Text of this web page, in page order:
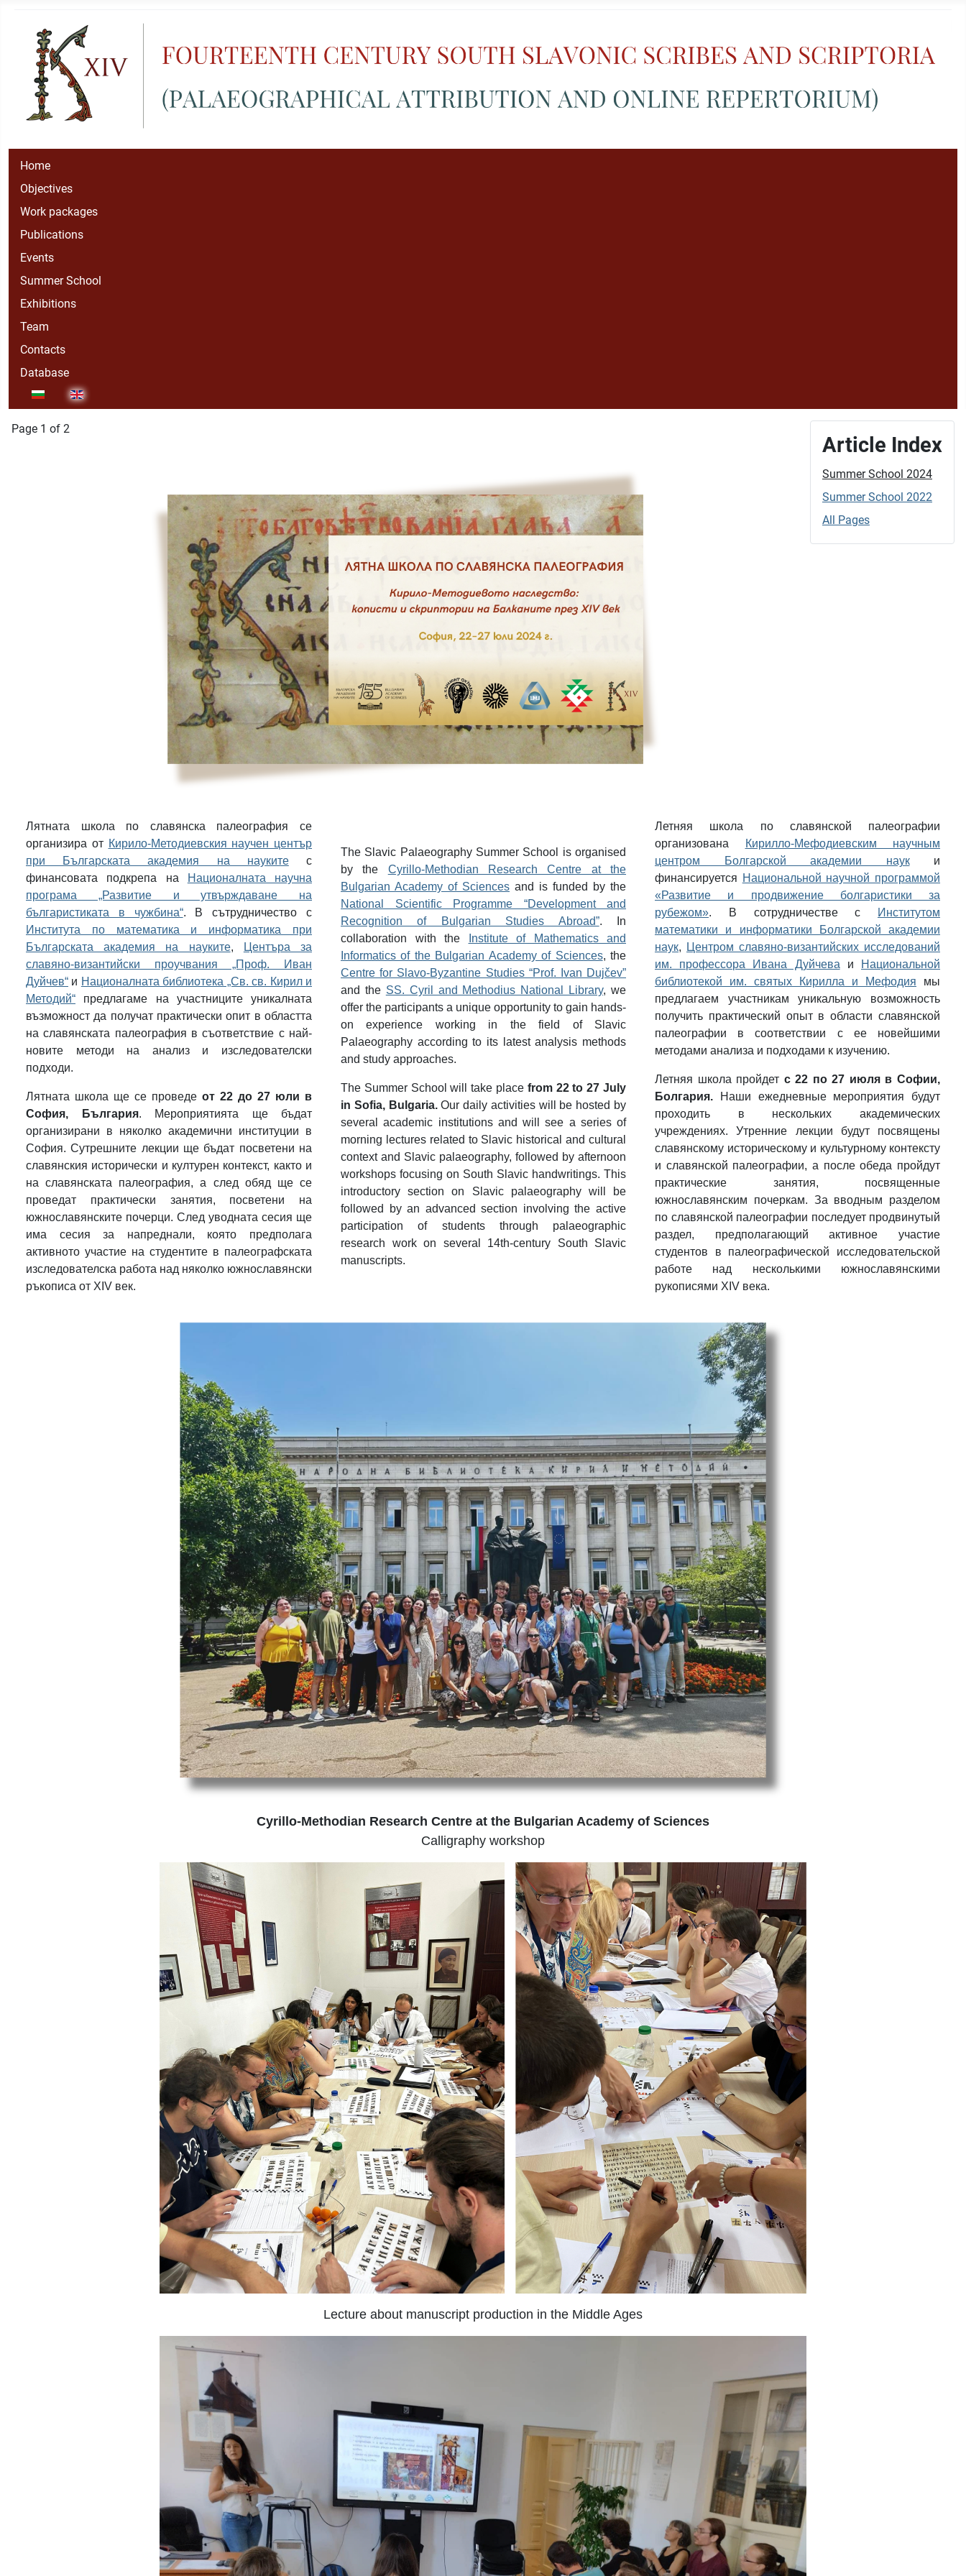
Home
Objectives
Work packages
Publications
Events
Summer School
Exhibitions
Team
Contacts
Database
Select your language
Article Index
Summer School 2024
Summer School 2022
All Pages
Page 1 of 2
Лятната школа по славянска палеография се
организира от Кирило-Методиевския научен център
при Българската академия на наукитес
финансовата подкрепа на
Националната научна
програма „Развитие и утвърждаване на
българистиката в чужбина“. В сътрудничество с
Института по математика и информатика при
Българската академия на науките,
Центъра за
славяно-византийски проучвания „Проф. Иван
Дуйчев“ и Националната библиотека „Св. св. Кирил и
Методий“ предлагаме на участниците уникалната
възможност да получат практически опит в областта
на славянската палеография в съответствие с най-
новите методи на анализ и изследователски
подходи.
Лятната школа ще се проведе от 22 до 27 юли в
София, България. Мероприятията ще бъдат
организирани в няколко академични институции в
София. Сутрешните лекции ще бъдат посветени на
славянския исторически и културен контекст, както и
на славянската палеография, а след обяд ще се
проведат практически занятия, посветени на
южнославянските почерци. След уводната сесия ще
има сесия за напреднали, която предполага
активното участие на студентите в палеографската
изследователска работа над няколко южнославянски
ръкописа от XIV век.
The Slavic Palaeography Summer School is organised
by the Cyrillo-Methodian Research Centre at the
Bulgarian Academy of Sciences and is funded by the
National Scientific Programme “Development and
Recognition of Bulgarian Studies Abroad”. In
collaboration with the
Institute of Mathematics and
Informatics of the Bulgarian Academy of Sciences, the
Centre for Slavo-Byzantine Studies “Prof. Ivan Dujčev”
and the SS. Cyril and Methodius National Library, we
offer the participants a unique opportunity to gain hands-
on experience working in the field
of Slavic
Palaeography according to its latest analysis methods
and study approaches.
The Summer School will take place from 22 to 27 July
in Sofia, Bulgaria.Our daily activities will be hosted by
several academic institutions and will see a series of
morning lectures related to Slavic historical and cultural
context and Slavic palaeography, followed by afternoon
workshops focusing on South Slavic handwritings. This
introductory section on Slavic palaeography will be
followed by an advanced section involving the active
participation of students through palaeographic
research work on several 14th-century South Slavic
manuscripts.
Летняя школа по славянской палеографии
организована
Кирилло-Мефодиевским научным
центром Болгарской академии науки
финансируется Национальной научной программой
«Развитие и продвижение болгаристики за
рубежом». В сотрудничестве с
Институтом
математики и информатики Болгарской академии
наук,
Центром славяно-византийских исследований
им. профессора Ивана Дуйчева и
Национальной
библиотекой им. святых Кирилла и Мефодия мы
предлагаем участникам уникальную возможность
получить практический опыт в области славянской
палеографии в соответствии с ее новейшими
методами анализа и подходами к изучению.
Летняя школа пройдет с 22 по 27 июля в Софии,
Болгария. Наши ежедневные мероприятия будут
проходить в нескольких академических
учреждениях. Утренние лекции будут посвящены
славянскому историческому и культурному контексту
и славянской палеографии, а после обеда пройдут
практические занятия, посвященные
южнославянским почеркам. За вводным разделом
по славянской палеографии последует продвинутый
раздел, предполагающий активное участие
студентов в палеографической исследовательской
работе над несколькими южнославянскими
рукописями XIV века.
Cyrillo-Methodian Research Centre at the Bulgarian Academy of Sciences
Calligraphy workshop
Lecture about manuscript production in the Middle Ages